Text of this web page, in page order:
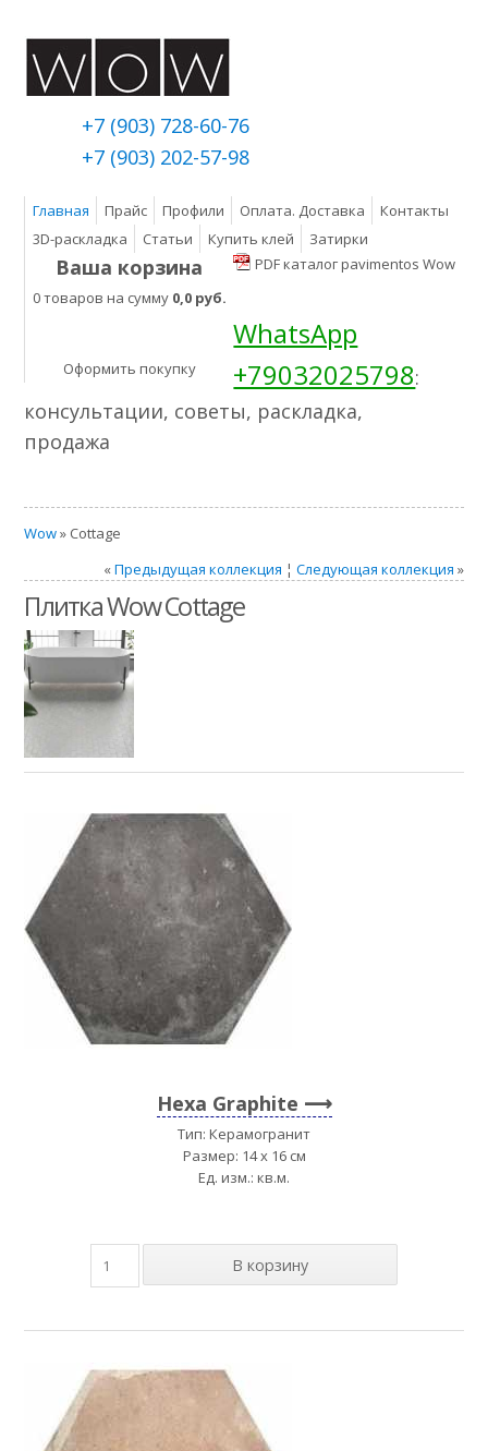
+7 (903) 728-60-76
+7 (903) 202-57-98
Главная Прайс Профили Оплата. Доставка
Контакты
3D-раскладка
Статьи Купить клей Затирки
Ваша корзина
0 товаров на сумму 0,0 руб.
Оформить покупку
PDF каталог pavimentos Wow
WhatsApp
+79032025798:
консультации, советы, раскладка,
продажа
Wow» Cottage
«Предыдущая коллекция ¦ Следующая коллекция »
Плитка Wow Cottage
Hexa Graphite
Тип: Керамогранит
Размер: 14 x 16 см
Ед. изм.: кв.м.